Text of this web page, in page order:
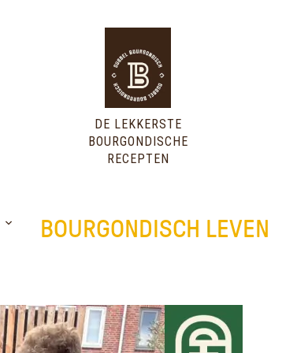
DE LEKKERSTE
BOURGONDISCHE
RECEPTEN
BOURGONDISCH LEVEN